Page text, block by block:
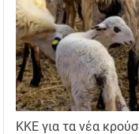
ΚΚΕ για τα νέα